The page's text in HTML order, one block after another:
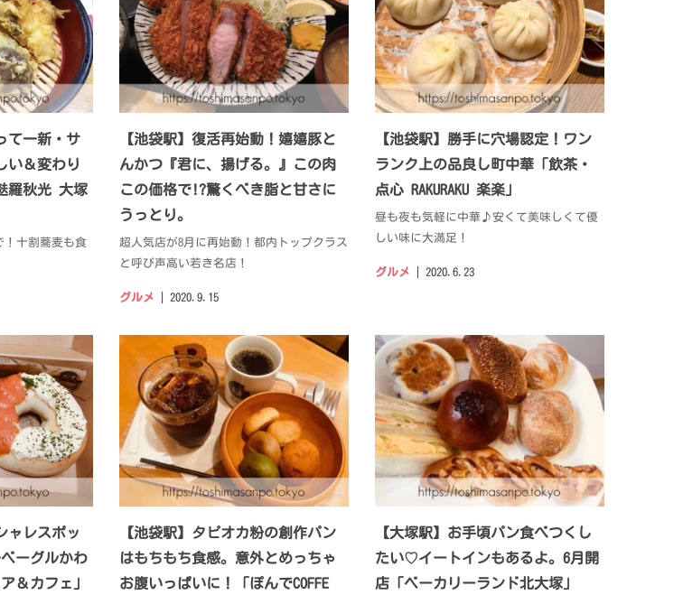
て一新・サ
い＆変わり
羅秋光 大塚
！十割蕎麦も食
【池袋駅】復活再始動！嬉嬉豚と
んかつ『君に、揚げる。』この肉
この価格で!?驚くべき脂と甘さに
うっとり。
超人気店が8月に再始動！都内トップクラス
と呼び声高い若き名店！
グルメ 2020.9.15
【池袋駅】勝手に穴場認定！ワン
ランク上の品良し町中華「飲茶・
点心 RAKURAKU 楽楽」
昼も夜も気軽に中華♪安くて美味しくて優
しい味に大満足！
グルメ 2020.6.23
ャレスポッ
ベーグルかわ
＆カフェ｣
【池袋駅】タピオカ粉の創作パン
はもちもち食感。意外とめっちゃ
お腹いっぱいに！「ぽんでCOFFE
【大塚駅】お手頃パン食べつくし
たい♡イートインもあるよ。6月開
店「ベーカリーランド北大塚」